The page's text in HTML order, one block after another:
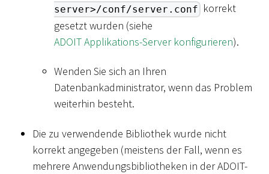
server>/conf/server.conf korrekt
gesetzt wurden (siehe
ADOIT Applikations-Server konfigurieren).
Wenden Sie sich an Ihren
Datenbankadministrator, wenn das Problem
weiterhin besteht.
Die zu verwendende Bibliothek wurde nicht
korrekt angegeben (meistens der Fall, wenn es
mehrere Anwendungsbibliotheken in der ADOIT-